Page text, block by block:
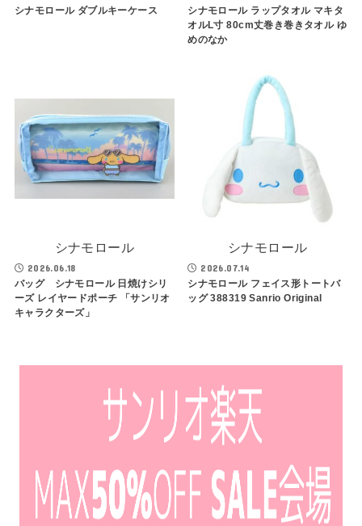
シナモロール ダブルキーケース
シナモロール ラップタオル マキタ
オルL寸 80cm丈巻き巻きタオル ゆ
めのなか
シナモロール
2026.06.18
バッグ シナモロール 日焼けシリ
ーズ レイヤードポーチ 「サンリオ
キャラクターズ」
シナモロール
2026.07.14
シナモロール フェイス形トートバ
ッグ 388319 Sanrio Original